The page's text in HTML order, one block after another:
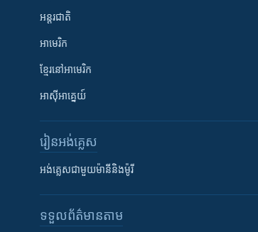
អន្តរជាតិ
អាមេរិក
ខ្មែរ​នៅអាមេរិក
អាស៊ីអាគ្នេយ៍
រៀន​​អង់គ្លេស
អង់គ្លេស​ជាមួយ​ម៉ានី​និង​ម៉ូរី
ទទួល​ព័ត៌មាន​តាម